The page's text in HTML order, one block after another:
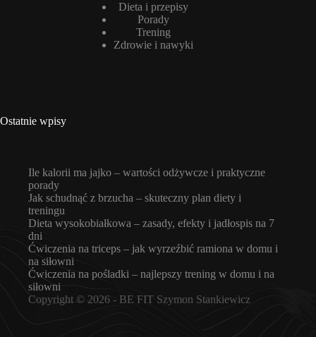
Dieta i przepisy
Porady
Trening
Zdrowie i nawyki
Ostatnie wpisy
Ile kalorii ma jajko – wartości odżywcze i praktyczne
porady
Jak schudnąć z brzucha – skuteczny plan diety i
treningu
Dieta wysokobiałkowa – zasady, efekty i jadłospis na 7
dni
Ćwiczenia na triceps – jak wyrzeźbić ramiona w domu i
na siłowni
Ćwiczenia na pośladki – najlepszy trening w domu i na
siłowni
Copyright © 2026 - BE FIT Szymon Stankiewicz